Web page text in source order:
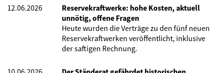
12.06.2026
Reservekraftwerke: hohe Kosten, aktuell
unnötig, offene Fragen
Heute wurden die Verträge zu den fünf neuen
Reservekraftwerken veröffentlicht, inklusive
der saftigen Rechnung.